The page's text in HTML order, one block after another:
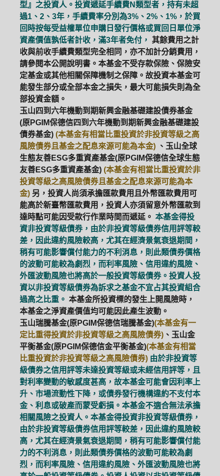
型』之投資人。投資遞延手續費N類型者，持有未超
過1、2、3年，手續費率分別為3%、2%、1%，於買
回時按每受益權單位申購日發行價格或買回日單位淨
資產價值孰低者計收，滿3年者免付， 其餘費用之計
收與前收手續費類型完全相同，亦不加計分銷費用，
請參閱本公開說明書。本基金不受存款保險、保險安
定基金或其他相關保障機制之保障。故投資本基金可
能發生部分或全部本金之損失，最大可能損失則為全
部投資金額。
玉山四到六年機動到期新興金融基礎建設債券基金
(原PGIM保德信四到六年機動到期新興金融基礎建設
債券基金) (本基金有相當比重投資於非投資等級之高
風險債券且基金之配息來源可能為本金) 、玉山全球
生態友善ESG多重資產基金(原PGIM保德信全球生態
友善ESG多重資產基金) (本基金有相當比重投資於非
投資等級之高風險債券且基金之配息來源可能為本
金) 另，投資人尚須承擔匯款費用且外幣匯款費用可
能高於新臺幣匯款費用，投資人亦須留意外幣匯款到
達時點可能因受款行作業時間而遞延。 本基金得投
資非投資等級債券，由於非投資等級債券信用評等較
差，因此違約風險較高，尤其在經濟景氣衰退期間，
稍有可能影響償付能力的不利消息，則此類債券價格
的波動可能較為劇烈，而利率風險、信用違約風險、
外匯波動風險也將高於一般投資等級債券。投資人投
資以非投資等級債券為訴求之基金不宜占其投資組合
過高之比重。 本基金所投資標的發生上開風險時，
本基金之淨資產價值均可能因此產生波動。
玉山瑞騰基金(原PGIM保德信瑞騰基金)(本基金有一
定比重得投資於非投資等級之高風險債券) 、玉山金
平衡基金(原PGIM保德信金平衡基金)(本基金有相當
比重投資於非投資等級之高風險債券) 由於非投資等
級債券之信用評等未達投資等級或未經信用評等，且
對利率變動的敏感度甚高，故本基金可能會因利率上
升、市場流動性下降，或債券發行機構違約不支付本
金、利息或破產而蒙受虧損。本基金不適合無法承擔
相關風險之投資人。本基金得投資非投資等級債券，
由於非投資等級債券信用評等較差，因此違約風險較
高，尤其在經濟景氣衰退期間，稍有可能影響償付能
力的不利消息，則此類債券價格的波動可能較為劇
烈，而利率風險、信用違約風險、外匯波動風險也將